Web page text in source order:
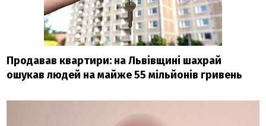
Продавав квартири: на Львівщині шахрай
ошукав людей на майже 55 мільйонів гривень